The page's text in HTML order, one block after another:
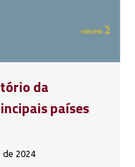
da
países
2024